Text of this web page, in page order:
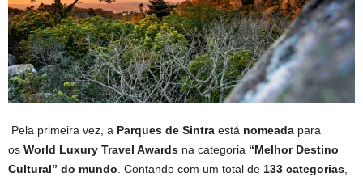
Pela primeira vez, a Parques de Sintra está nomeada para
os World Luxury Travel Awards na categoria “Melhor Destino
Cultural” do mundo. Contando com um total de 133 categorias,